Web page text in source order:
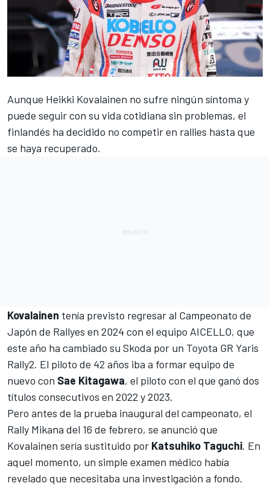
Aunque Heikki Kovalainen no sufre ningún síntoma y
puede seguir con su vida cotidiana sin problemas, el
finlandés ha decidido no competir en rallies hasta que
se haya recuperado.
Kovalainen tenía previsto regresar al Campeonato de
Japón de Rallyes en 2024 con el equipo AICELLO, que
este año ha cambiado su Skoda por un Toyota GR Yaris
Rally2. El piloto de 42 años iba a formar equipo de
nuevo con Sae Kitagawa, el piloto con el que ganó dos
títulos consecutivos en 2022 y 2023.
Pero antes de la prueba inaugural del campeonato, el
Rally Mikana del 16 de febrero, se anunció que
Kovalainen sería sustituido por Katsuhiko Taguchi. En
aquel momento, un simple examen médico había
revelado que necesitaba una investigación a fondo.